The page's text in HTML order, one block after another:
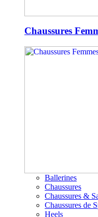
Chaussures
Ballerines
Chaussures
Chaussures &
Chaussures de
Heels